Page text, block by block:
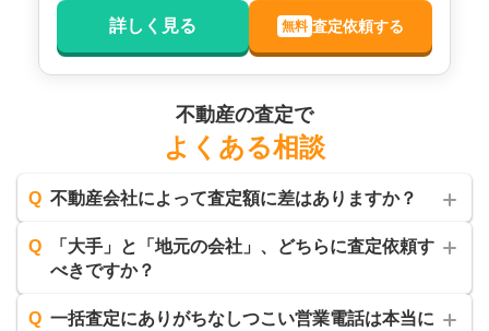
詳しく見る 無料 査定依頼する
不動産の査定で
よくある相談
Q 不動産会社によって査定額に差はありますか？
Q
「大手」と「地元の会社」、どちらに査定依頼す
べきですか？
Q 一括査定にありがちなしつこい営業電話は本当に